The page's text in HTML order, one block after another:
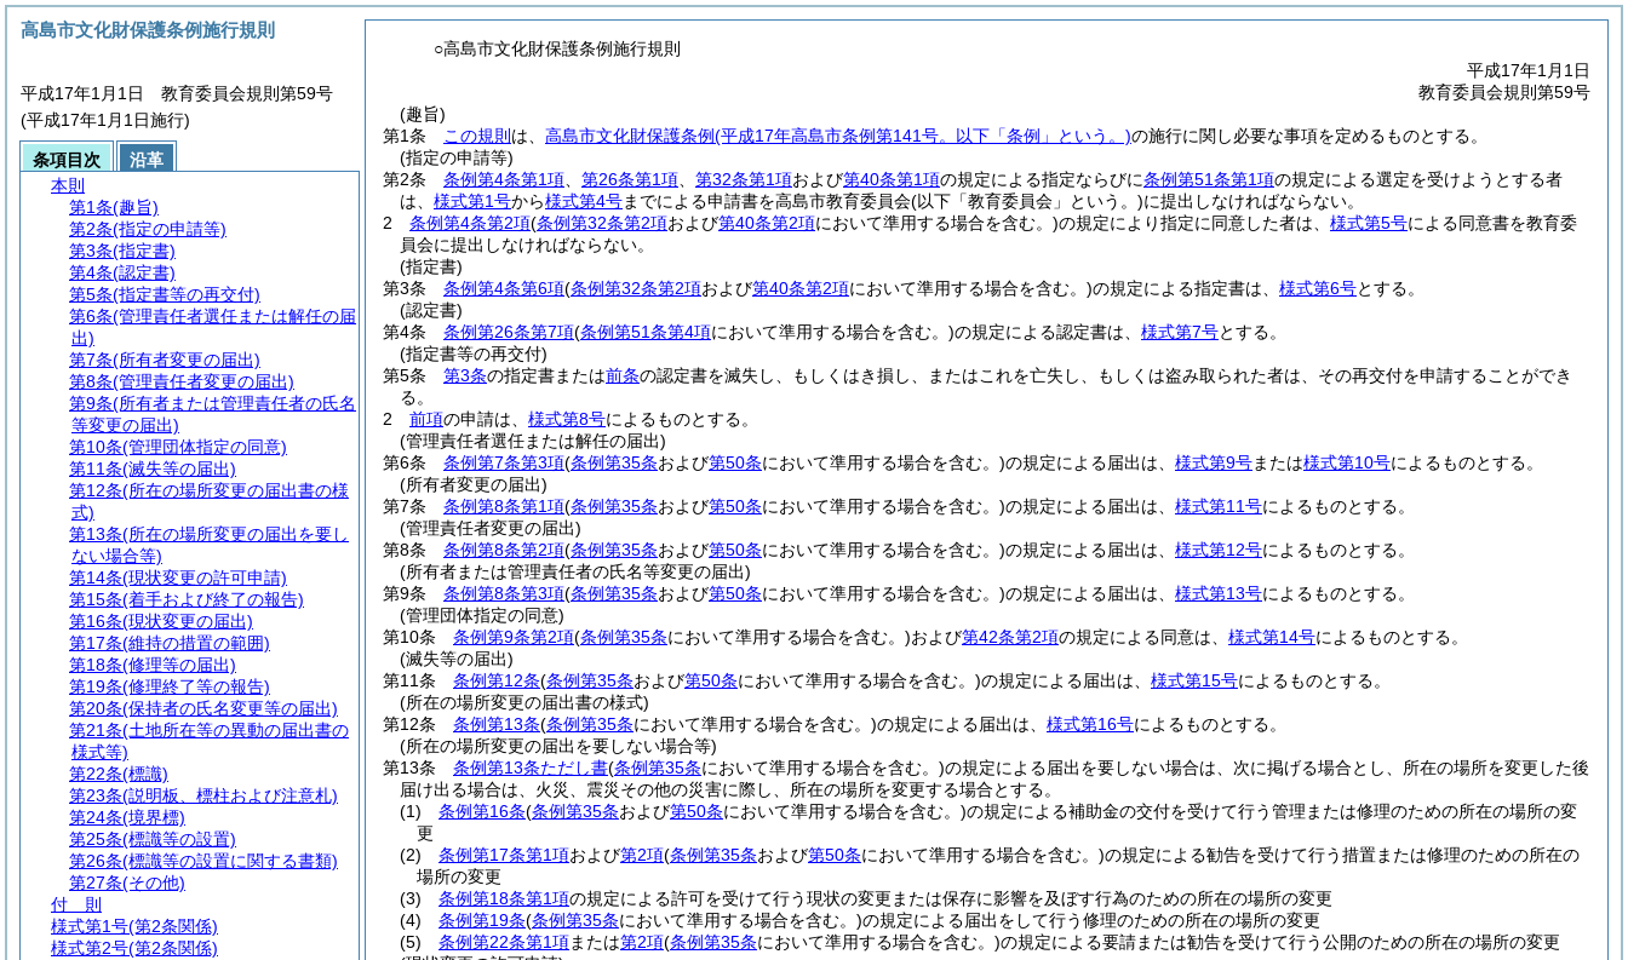
○高島市文化財保護条例施行規則
平成17年1月1日
教育委員会規則第59号
(趣旨)
第1条
この規則 は、 高島市文化財保護条例(平成17年高島市条例第141号。以下「条例」という。)の施行に関し必要な事項を定めるものとする。
(指定の申請等)
第2条
条例第4条第1項 第26条第1項 第32条第1項および第40条第1項の規定による指定ならびに条例第51条第1項の規定による選定を受けようとする者
は、 様式第1号から様式第4号までによる申請書を高島市教育委員会(以下「教育委員会」という。)に提出しなければならない。
2
条例第4条第2項(条例第32条第2項および第40条第2項において準用する場合を含む。)の規定により指定に同意した者は、 様式第5号による同意書を教育委
員会に提出しなければならない。
(指定書)
第3条
条例第4条第6項(条例第32条第2項および第40条第2項において準用する場合を含む。)の規定による指定書は、 様式第6号とする。
(認定書)
第4条
条例第26条第7項(条例第51条第4項において準用する場合を含む。)の規定による認定書は、 様式第7号とする。
(指定書等の再交付)
第5条
第3条の指定書または前条の認定書を滅失し、もしくはき損し、またはこれを亡失し、もしくは盗み取られた者は、その再交付を申請することができ
る。
2
前項の申請は、 様式第8号によるものとする。
(管理責任者選任または解任の届出)
第6条
条例第7条第3項(条例第35条および第50条において準用する場合を含む。)の規定による届出は、 様式第9号または様式第10号によるものとする。
(所有者変更の届出)
第7条
条例第8条第1項(条例第35条および第50条において準用する場合を含む。)の規定による届出は、 様式第11号によるものとする。
(管理責任者変更の届出)
第8条
条例第8条第2項(条例第35条および第50条において準用する場合を含む。)の規定による届出は、 様式第12号によるものとする。
(所有者または管理責任者の氏名等変更の届出)
第9条
条例第8条第3項(条例第35条および第50条において準用する場合を含む。)の規定による届出は、 様式第13号によるものとする。
(管理団体指定の同意)
第10条
条例第9条第2項(条例第35条において準用する場合を含む。)および第42条第2項の規定による同意は、 様式第14号によるものとする。
(滅失等の届出)
第11条
条例第12条(条例第35条および第50条において準用する場合を含む。)の規定による届出は、 様式第15号によるものとする。
(所在の場所変更の届出書の様式)
第12条
条例第13条(条例第35条において準用する場合を含む。)の規定による届出は、 様式第16号によるものとする。
(所在の場所変更の届出を要しない場合等)
第13条
条例第13条ただし書(条例第35条において準用する場合を含む。)の規定による届出を要しない場合は、次に掲げる場合とし、所在の場所を変更した後
届け出る場合は、火災、震災その他の災害に際し、所在の場所を変更する場合とする。
(1)
条例第16条(条例第35条および第50条において準用する場合を含む。)の規定による補助金の交付を受けて行う管理または修理のための所在の場所の変
更
(2)
条例第17条第1項および第2項(条例第35条および第50条において準用する場合を含む。)の規定による勧告を受けて行う措置または修理のための所在の
場所の変更
(3)
条例第18条第1項の規定による許可を受けて行う現状の変更または保存に影響を及ぼす行為のための所在の場所の変更
(4)
条例第19条(条例第35条において準用する場合を含む。)の規定による届出をして行う修理のための所在の場所の変更
(5)
条例第22条第1項または第2項(条例第35条において準用する場合を含む。)の規定による要請または勧告を受けて行う公開のための所在の場所の変更
高島市文化財保護条例施行規則
平成17年1月1日 教育委員会規則第59号
(平成17年1月1日施行)
条項目次
沿革
本則
第1条(趣旨)
第2条(指定の申請等)
第3条(指定書)
第4条(認定書)
第5条(指定書等の再交付)
第6条(管理責任者選任または解任の届
出)
第7条(所有者変更の届出)
第8条(管理責任者変更の届出)
第9条(所有者または管理責任者の氏名
等変更の届出)
第10条(管理団体指定の同意)
第11条(滅失等の届出)
第12条(所在の場所変更の届出書の様
式)
第13条(所在の場所変更の届出を要し
ない場合等)
第14条(現状変更の許可申請)
第15条(着手および終了の報告)
第16条(現状変更の届出)
第17条(維持の措置の範囲)
第18条(修理等の届出)
第19条(修理終了等の報告)
第20条(保持者の氏名変更等の届出)
第21条(土地所在等の異動の届出書の
様式等)
第22条(標識)
第23条(説明板、標柱および注意札)
第24条(境界標)
第25条(標識等の設置)
第26条(標識等の設置に関する書類)
第27条(その他)
付 則
様式第1号(第2条関係)
様式第2号(第2条関係)